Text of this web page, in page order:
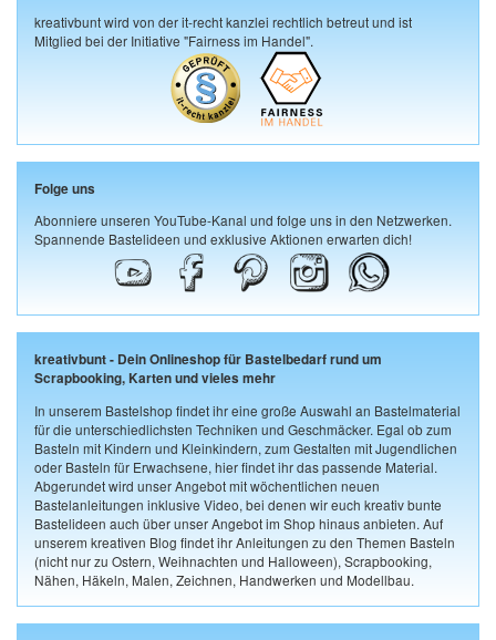
kreativbunt wird von der it-recht kanzlei rechtlich betreut und ist
Mitglied bei der Initiative "Fairness im Handel".
Folge uns
Abonniere unseren YouTube-Kanal und folge uns in den Netzwerken.
Spannende Bastelideen und exklusive Aktionen erwarten dich!
kreativbunt - Dein Onlineshop für Bastelbedarf rund um
Scrapbooking, Karten und vieles mehr
In unserem Bastelshop findet ihr eine große Auswahl an Bastelmaterial
für die unterschiedlichsten Techniken und Geschmäcker. Egal ob zum
Basteln mit Kindern und Kleinkindern, zum Gestalten mit Jugendlichen
oder Basteln für Erwachsene, hier findet ihr das passende Material.
Abgerundet wird unser Angebot mit wöchentlichen neuen
Bastelanleitungen inklusive Video, bei denen wir euch kreativ bunte
Bastelideen auch über unser Angebot im Shop hinaus anbieten. Auf
unserem kreativen Blog findet ihr Anleitungen zu den Themen Basteln
(nicht nur zu Ostern, Weihnachten und Halloween), Scrapbooking,
Nähen, Häkeln, Malen, Zeichnen, Handwerken und Modellbau.